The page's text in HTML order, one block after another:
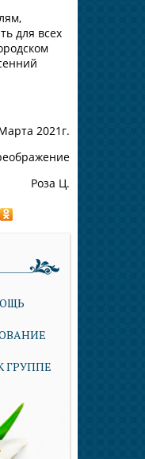
для всех
2021г.
Роза Ц.
ГРУППЕ